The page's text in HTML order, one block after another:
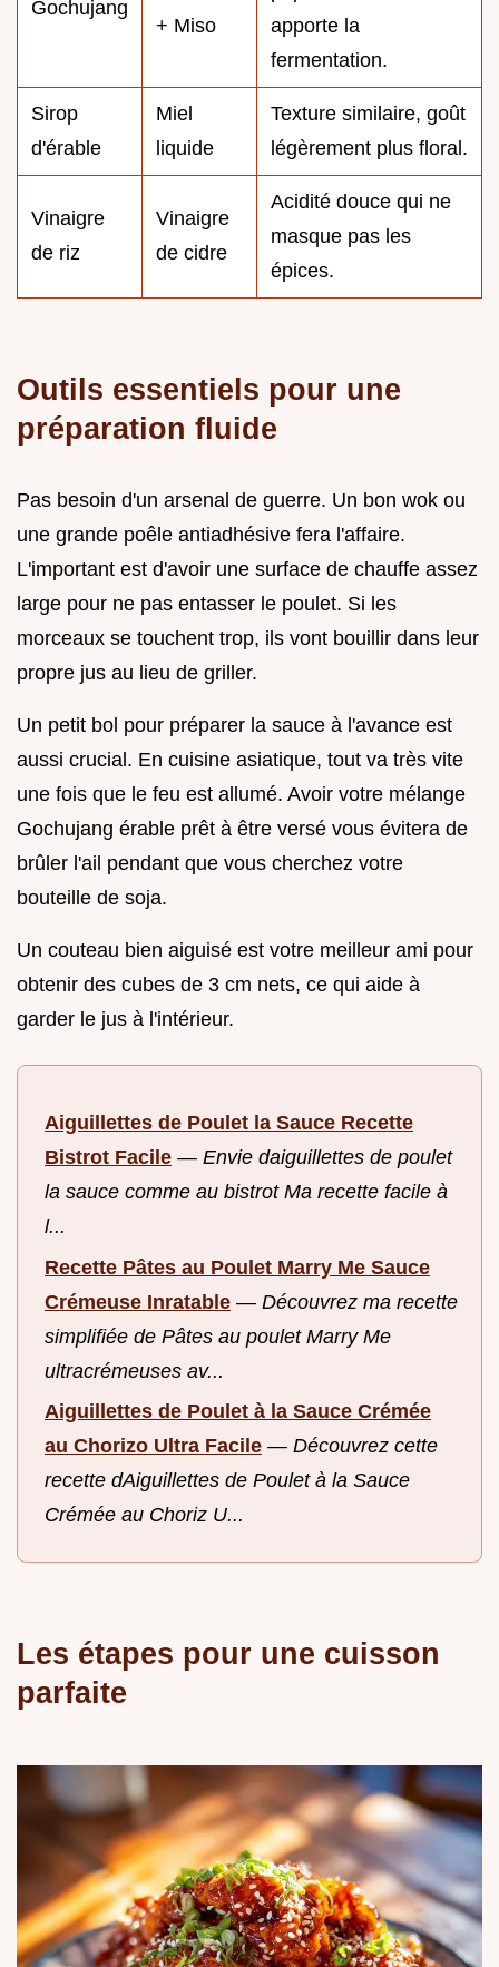
Gochujang
+ Miso
apporte la
fermentation.
Sirop
d'érable
Miel
liquide
Texture similaire, goût
légèrement plus floral.
Vinaigre
de riz
Vinaigre
de cidre
Acidité douce qui ne
masque pas les
épices.
Outils essentiels pour une
préparation fluide
Pas besoin d'un arsenal de guerre. Un bon wok ou
une grande poêle antiadhésive fera l'affaire.
L'important est d'avoir une surface de chauffe assez
large pour ne pas entasser le poulet. Si les
morceaux se touchent trop, ils vont bouillir dans leur
propre jus au lieu de griller.
Un petit bol pour préparer la sauce à l'avance est
aussi crucial. En cuisine asiatique, tout va très vite
une fois que le feu est allumé. Avoir votre mélange
Gochujang érable prêt à être versé vous évitera de
brûler l'ail pendant que vous cherchez votre
bouteille de soja.
Un couteau bien aiguisé est votre meilleur ami pour
obtenir des cubes de 3 cm nets, ce qui aide à
garder le jus à l'intérieur.
Aiguillettes de Poulet la Sauce Recette
Bistrot Facile — Envie daiguillettes de poulet
la sauce comme au bistrot Ma recette facile à
l...
Recette Pâtes au Poulet Marry Me Sauce
Crémeuse Inratable — Découvrez ma recette
simplifiée de Pâtes au poulet Marry Me
ultracrémeuses av...
Aiguillettes de Poulet à la Sauce Crémée
au Chorizo Ultra Facile — Découvrez cette
recette dAiguillettes de Poulet à la Sauce
Crémée au Choriz U...
Les étapes pour une cuisson
parfaite